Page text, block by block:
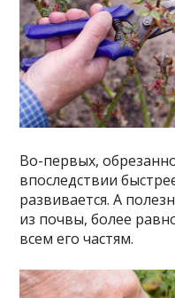
Во-первых,
впоследствии
развивается. А
из почвы, более
всем его частям.